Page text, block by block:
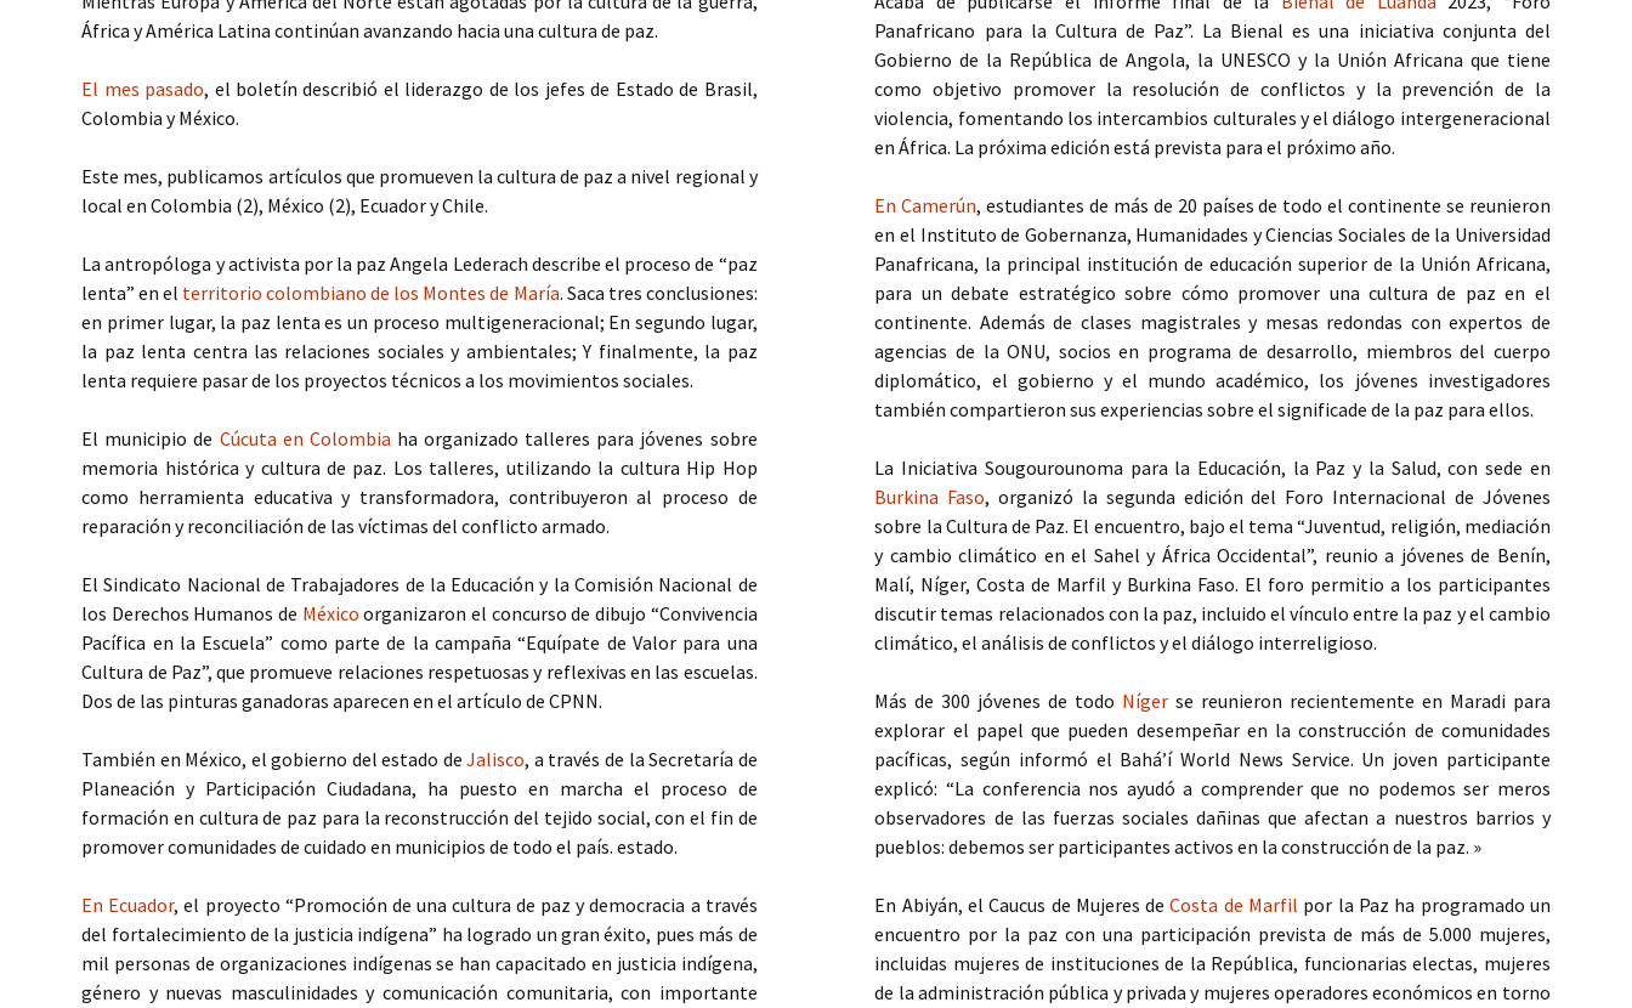
África y América Latina continúan avanzando hacia una cultura de paz.
El mes pasado, el boletín describió el liderazgo de los jefes de Estado de Brasil,
Colombia y México.
Este mes, publicamos artículos que promueven la cultura de paz a nivel regional y
local en Colombia (2), México (2), Ecuador y Chile.
La antropóloga y activista por la paz Angela Lederach describe el proceso de “paz
lenta” en el territorio colombiano de los Montes de María. Saca tres conclusiones:
en primer lugar, la paz lenta es un proceso multigeneracional; En segundo lugar,
la paz lenta centra las relaciones sociales y ambientales; Y finalmente, la paz
lenta requiere pasar de los proyectos técnicos a los movimientos sociales.
El municipio de Cúcuta en Colombia ha organizado talleres para jóvenes sobre
memoria histórica y cultura de paz. Los talleres, utilizando la cultura Hip Hop
como herramienta educativa y transformadora, contribuyeron al proceso de
reparación y reconciliación de las víctimas del conflicto armado.
El Sindicato Nacional de Trabajadores de la Educación y la Comisión Nacional de
los Derechos Humanos de Méxicoorganizaron el concurso de dibujo “Convivencia
Pacífica en la Escuela” como parte de la campaña “Equípate de Valor para una
Cultura de Paz”, que promueve relaciones respetuosas y reflexivas en las escuelas.
Dos de las pinturas ganadoras aparecen en el artículo de CPNN.
También en México, el gobierno del estado deJalisco, a través de la Secretaría de
Planeación y Participación Ciudadana, ha puesto en marcha el proceso de
formación en cultura de paz para la reconstrucción del tejido social, con el fin de
promover comunidades de cuidado en municipios de todo el país. estado.
En Ecuador, el proyecto “Promoción de una cultura de paz y democracia a través
del fortalecimiento de la justicia indígena” ha logrado un gran éxito, pues más de
mil personas de organizaciones indígenas se han capacitado en justicia indígena,
género y nuevas masculinidades y comunicación comunitaria, con importante
Panafricano para la Cultura de Paz”. La Bienal es una iniciativa conjunta del
Gobierno de la República de Angola, la UNESCO y la Unión Africana que tiene
como objetivo promover la resolución de conflictos y la prevención de la
violencia, fomentando los intercambios culturales y el diálogo intergeneracional
en África. La próxima edición está prevista para el próximo año.
En Camerún, estudiantes de más de 20 países de todo el continente se reunieron
en el Instituto de Gobernanza, Humanidades y Ciencias Sociales de la Universidad
Panafricana, la principal institución de educación superior de la Unión Africana,
para un debate estratégico sobre cómo promover una cultura de paz en el
continente. Además de clases magistrales y mesas redondas con expertos de
agencias de la ONU, socios en programa de desarrollo, miembros del cuerpo
diplomático, el gobierno y el mundo académico, los jóvenes investigadores
también compartieron sus experiencias sobre el significade de la paz para ellos.
La Iniciativa Sougourounoma para la Educación, la Paz y la Salud, con sede en
Burkina Faso, organizó la segunda edición del Foro Internacional de Jóvenes
sobre la Cultura de Paz. El encuentro, bajo el tema “Juventud, religión, mediación
y cambio climático en el Sahel y África Occidental”, reunio a jóvenes de Benín,
Malí, Níger, Costa de Marfil y Burkina Faso. El foro permitio a los participantes
discutir temas relacionados con la paz, incluido el vínculo entre la paz y el cambio
climático, el análisis de conflictos y el diálogo interreligioso.
Más de 300 jóvenes de todo Nígerse reunieron recientemente en Maradi para
explorar el papel que pueden desempeñar en la construcción de comunidades
pacíficas, según informó el Bahá’í World News Service. Un joven participante
explicó: “La conferencia nos ayudó a comprender que no podemos ser meros
observadores de las fuerzas sociales dañinas que afectan a nuestros barrios y
pueblos: debemos ser participantes activos en la construcción de la paz. »
En Abiyán, el Caucus de Mujeres deCosta de Marfil por la Paz ha programado un
encuentro por la paz con una participación prevista de más de 5.000 mujeres,
incluidas mujeres de instituciones de la República, funcionarias electas, mujeres
de la administración pública y privada y mujeres operadores económicos en torno